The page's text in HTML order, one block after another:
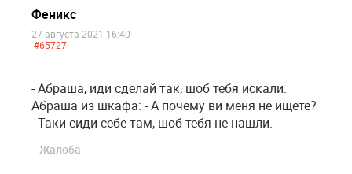
Феникс
27 августа 2021 16:40
#65727
- Абраша, иди сделай так, шоб тебя искали.
Абраша из шкафа: - А почему ви меня не ищете?
- Таки сиди себе там, шоб тебя не нашли.
Жалоба